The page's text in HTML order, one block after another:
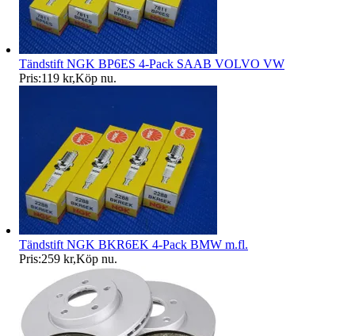
Tändstift NGK BP6ES 4-Pack SAAB VOLVO VW
Pris:119 kr,Köp nu.
Tändstift NGK BKR6EK 4-Pack BMW m.fl.
Pris:259 kr,Köp nu.